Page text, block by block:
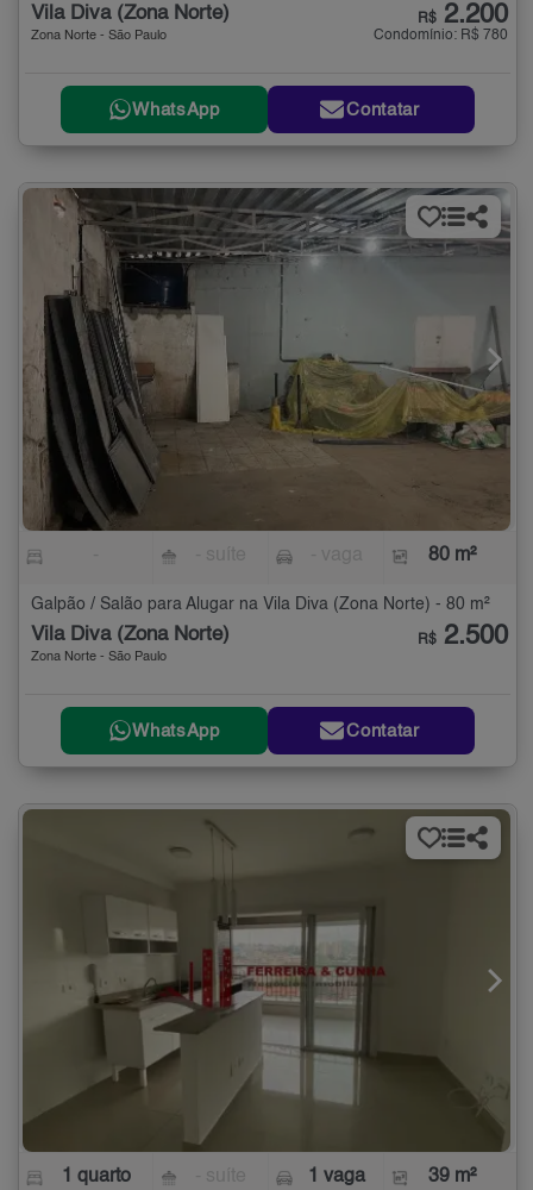
Vila Diva (Zona Norte)
Zona Norte - São Paulo
R$ 2.200
Condomínio: R$ 780
WhatsApp Contatar
80 m²
Galpão / Salão para Alugar na Vila Diva (Zona Norte) - 80 m²
Vila Diva (Zona Norte)
Zona Norte - São Paulo
R$ 2.500
WhatsApp Contatar
1 quarto 1 vaga 39 m²